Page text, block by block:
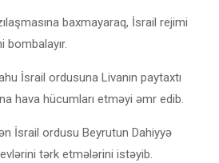
baxmayaraq, İsrail rejimi
bombalayır.
İsrail ordusuna Livanın paytaxtı
hava hücumları etməyi əmr edib.
İsrail ordusu Beyrutun Dahiyyə
tərk etmələrini istəyib.